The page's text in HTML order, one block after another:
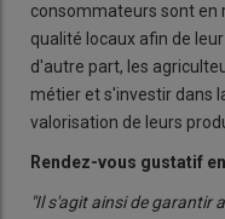
consommateurs sont en
qualité locaux afin de
d'autre part, les
métier et s'investir dans
valorisation de leurs
Rendez-vous gustatif
"Il s'agit ainsi de garantir